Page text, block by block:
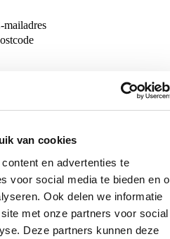
van cookies
en advertenties te
voor social media te bieden en
Ook delen we informatie
met onze partners voor social
Deze partners kunnen deze
mailadres
over het werk van Nicole de
de wereld, begin bij